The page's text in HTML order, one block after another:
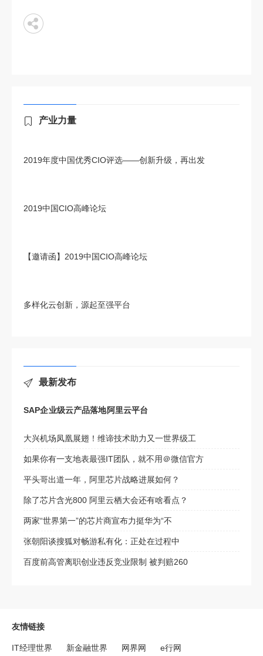
产业力量
2019年度中国优秀CIO评选——创新升级，再出发
2019中国CIO高峰论坛
【邀请函】2019中国CIO高峰论坛
多样化云创新，源起至强平台
最新发布
SAP企业级云产品落地阿里云平台
大兴机场凤凰展翅！维谛技术助力又一世界级工
如果你有一支地表最强IT团队，就不用＠微信官方
平头哥出道一年，阿里芯片战略进展如何？
除了芯片含光800 阿里云栖大会还有啥看点？
两家“世界第一”的芯片商宣布力挺华为“不
张朝阳谈搜狐对畅游私有化：正处在过程中
百度前高管离职创业违反竞业限制 被判赔260
友情链接
IT经理世界 新金融世界 网界网 e行网